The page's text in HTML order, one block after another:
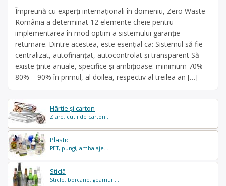
Hârtie și carton
Ziare, cutii de carton...
Plastic
PET, pungi, ambalaje...
Sticlă
Sticle, borcane, geamuri...
Împreună cu experți internaționali în domeniu, Zero Waste
România a determinat 12 elemente cheie pentru
implementarea în mod optim a sistemului garanție-
returnare. Dintre acestea, este esențial ca: Sistemul să fie
centralizat, autofinanțat, autocontrolat și transparent Să
existe ținte anuale, specifice și ambițioase: minimum 70%-
80% – 90% în primul, al doilea, respectiv al treilea an […]